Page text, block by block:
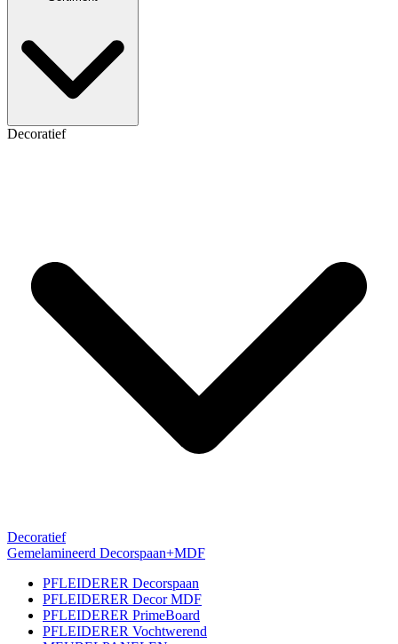
Decoratief
Decoratief
Gemelamineerd Decorspaan+MDF
PFLEIDERER Decorspaan
PFLEIDERER Decor MDF
PFLEIDERER PrimeBoard
PFLEIDERER Vochtwerend